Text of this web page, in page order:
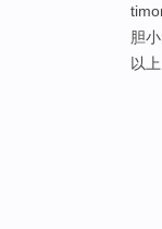
胆
以